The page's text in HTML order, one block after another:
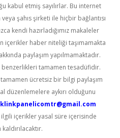
kabul etmiş sayılırlar. Bu internet
şahıs şirketi ile hiçbir bağlantısı
kendi hazırladığımız makaleler
içerikler haber niteliği taşımamakta
paylaşım yapılmamaktadır.
tamamen tesadüfidir.
ücretsiz bir bilgi paylaşım
düzenlemelere aykırı olduğunu
içerikler yasal süre içerisinde